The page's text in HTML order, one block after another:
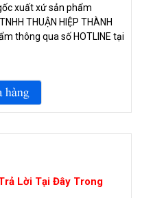
xuất xứ sản phẩm
THUẬN HIỆP THÀNH
thông qua số HOTLINE tại
Lời Tại Đây Trong